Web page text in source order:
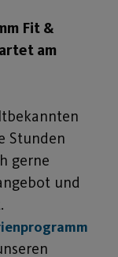
Fit &
am
Stunden
gerne
und